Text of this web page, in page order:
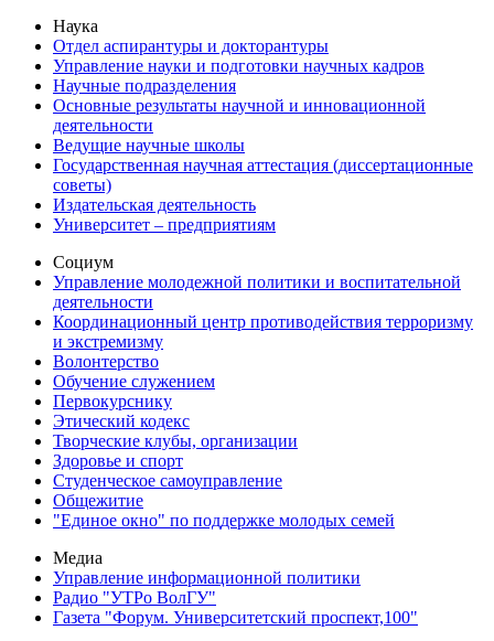
Наука
Отдел аспирантуры и докторантуры
Управление науки и подготовки научных кадров
Научные подразделения
Основные результаты научной и инновационной
деятельности
Ведущие научные школы
Государственная научная аттестация (диссертационные
советы)
Издательская деятельность
Университет – предприятиям
Социум
Управление молодежной политики и воспитательной
деятельности
Координационный центр противодействия терроризму
и экстремизму
Волонтерство
Обучение служением
Первокурснику
Этический кодекс
Творческие клубы, организации
Здоровье и спорт
Студенческое самоуправление
Общежитие
"Единое окно" по поддержке молодых семей
Медиа
Управление информационной политики
Радио "УТРо ВолГУ"
Газета "Форум. Университетский проспект,100"